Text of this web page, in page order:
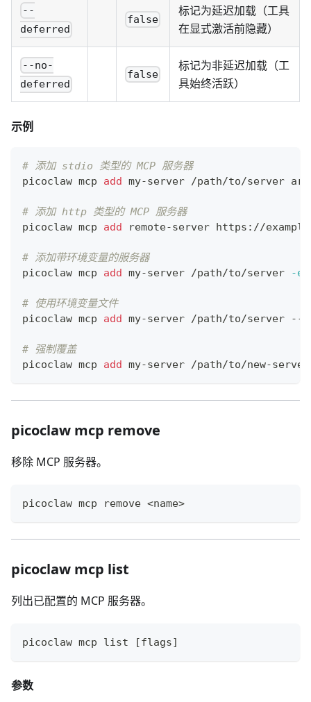
--
deferred
false
标记为延迟加载（工具
在显式激活前隐藏）
--no-
deferred
false
标记为非延迟加载（工
具始终活跃）
示例
# 添加 stdio 类型的 MCP 服务器
picoclaw mcp add my-server /path/to/server
# 添加 http 类型的 MCP 服务器
picoclaw mcp add remote-server https://
# 添加带环境变量的服务器
picoclaw mcp add my-server /path/to/server -e
# 使用环境变量文件
picoclaw mcp add my-server /path/to/server --
# 强制覆盖
picoclaw mcp add my-server /path/to/new-
picoclaw mcp remove
移除 MCP 服务器。
picoclaw mcp remove <name>
picoclaw mcp list
列出已配置的 MCP 服务器。
picoclaw mcp list [flags]
参数